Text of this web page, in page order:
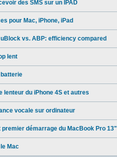
des SMS sur un IPAD
pour Mac, iPhone, iPad
vs. ABP: efficiency compared
lent
lenteur du iPhone 4S et autres
vocale sur ordinateur
premier démarrage du MacBook Pro 13"
Mac